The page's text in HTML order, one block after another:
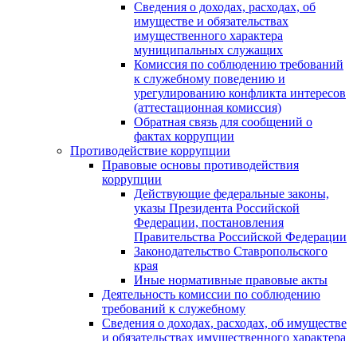
Сведения о доходах, расходах, об
имуществе и обязательствах
имущественного характера
муниципальных служащих
Комиссия по соблюдению требований
к служебному поведению и
урегулированию конфликта интересов
(аттестационная комиссия)
Обратная связь для сообщений о
фактах коррупции
Противодействие коррупции
Правовые основы противодействия
коррупции
Действующие федеральные законы,
указы Президента Российской
Федерации, постановления
Правительства Российской Федерации
Законодательство Ставропольского
края
Иные нормативные правовые акты
Деятельность комиссии по соблюдению
требований к служебному
Сведения о доходах, расходах, об имуществе
и обязательствах имущественного характера